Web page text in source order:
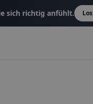
sich richtig anfühlt.